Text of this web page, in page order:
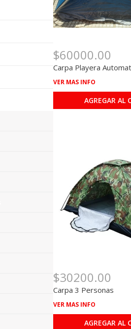
$60000.00
Carpa Playera
VER MAS INFO
AGREGAR AL
$30200.00
Carpa 3 Personas
VER MAS INFO
AGREGAR AL